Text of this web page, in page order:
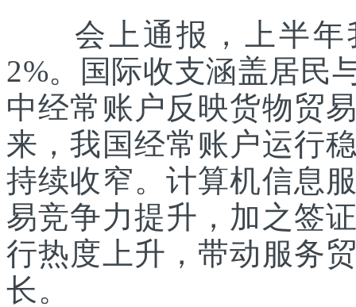
会上通报，上半年
2%。国际收支涵盖居民
中经常账户反映货物贸
来，我国经常账户运行
持续收窄。计算机信息
易竞争力提升，加之签
行热度上升，带动服务
长。